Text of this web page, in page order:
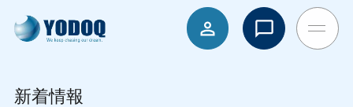
新着情報